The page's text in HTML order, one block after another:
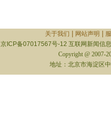
关于我们 网站声明
京ICP备07017567号-12 互联网新闻信
Copyright @ 2007-
地址：北京市海淀区